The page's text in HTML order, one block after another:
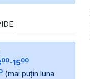
00-1500
(mai puțin luna